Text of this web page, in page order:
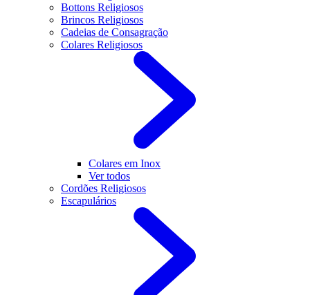
Bottons Religiosos
Brincos Religiosos
Cadeias de Consagração
Colares Religiosos
Colares em Inox
Ver todos
Cordões Religiosos
Escapulários